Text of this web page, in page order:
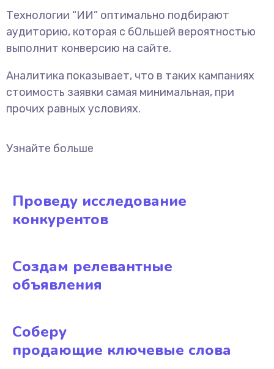
Технологии “ИИ” оптимально подбирают
аудиторию, которая с бОльшей вероятностью
выполнит конверсию на сайте.
Аналитика показывает, что в таких кампаниях
стоимость заявки самая минимальная, при
прочих равных условиях.
Узнайте больше
Проведу исследование
конкурентов
Создам релевантные
объявления
Соберу
продающие ключевые слова